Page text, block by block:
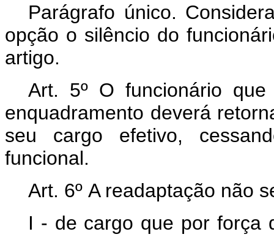
Parágrafo único.
opção o silêncio do
artigo.
Art. 5º O funcionário
enquadramento deverá
seu cargo efetivo,
funcional.
Art. 6º A readaptação não
I - de cargo que por força